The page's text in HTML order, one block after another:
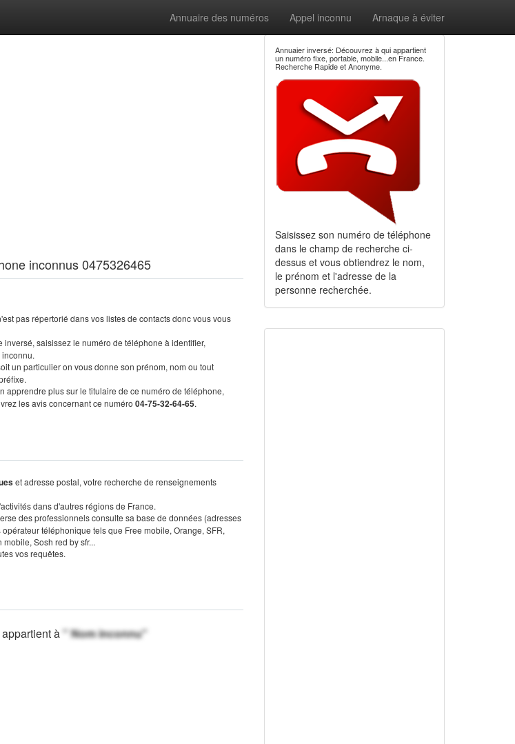
Annuaire des numéros Appel inconnu Arnaque à éviter
inconnus 0475326465
pas répertorié dans vos listes de contacts donc vous vous
saisissez le numéro de téléphone à identifier,
un particulier on vous donne son prénom, nom ou tout
apprendre plus sur le titulaire de ce numéro de téléphone,
les avis concernant ce numéro 04-75-32-64-65.
et adresse postal, votre recherche de renseignements
dans d'autres régions de France.
des professionnels consulte sa base de données (adresses
téléphonique tels que Free mobile, Orange, SFR,
Sosh red by sfr...
vos requêtes.
à" Nom inconnu"
Annuaier inversé: Découvrez à qui appartient
un numéro fixe, portable, mobile...en France.
Recherche Rapide et Anonyme.
Saisissez son numéro de téléphone
dans le champ de recherche ci-
dessus et vous obtiendrez le nom,
le prénom et l'adresse de la
personne recherchée.